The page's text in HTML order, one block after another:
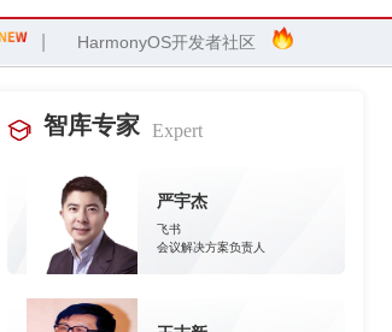
HarmonyOS开发者社区
智库专家 Expert
严宇杰
飞书
会议解决方案负责人